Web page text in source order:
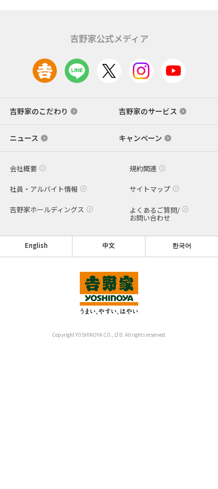
吉野家公式メディア
吉野家のこだわり 吉野家のサービス
ニュース キャンペーン
会社概要 規約関連
社員・アルバイト情報 サイトマップ
吉野家ホールディングス
よくあるご質問/
お問い合わせ
English 中文 한국어
Copyright YOSHINOYA CO., LTD. All rights reserved.